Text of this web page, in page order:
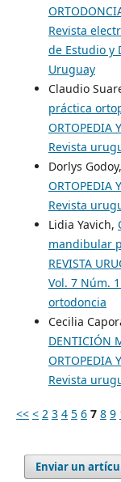
Revista
de Estudio y
Uruguay
Claudio
práctica
ORTOPEDIA
Revista
Dorlys Godoy,
ORTOPEDIA
Revista
Lidia Yavich,
mandibular
REVISTA
Vol. 7 Núm.
ortodoncia
Cecilia
DENTICIÓN
ORTOPEDIA
Revista
<< < 2 3 4 5 6 7 8 9
Enviar un